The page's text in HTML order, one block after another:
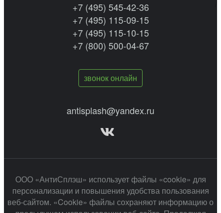
+7 (495) 545-42-36
+7 (495) 115-09-15
+7 (495) 115-10-15
+7 (800) 500-04-67
звонок онлайн
antisplash@yandex.ru
ООО «АнтиСплэш» использует файлы «cookie» для
персонализации и повышения удобства пользования
веб-сайтом. «Cookie» файлы сохраняют информацию о